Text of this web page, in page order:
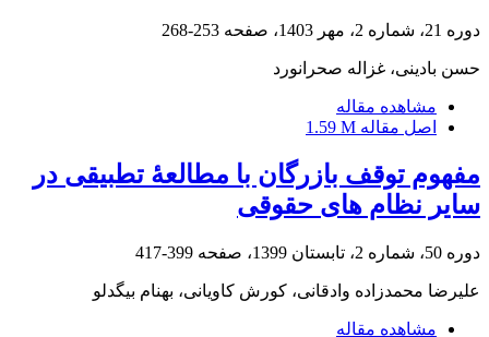
دوره 21، شماره 2، مهر 1403، صفحه 253-268
حسن بادینی، غزاله صحرانورد
مشاهده مقاله
اصل مقاله 1.59 M
مفهوم توقف بازرگان با مطالعۀ تطبیقی در
سایر نظام های حقوقی
دوره 50، شماره 2، تابستان 1399، صفحه 399-417
علیرضا محمدزاده وادقانی، کورش کاویانی، بهنام بیگدلو
مشاهده مقاله